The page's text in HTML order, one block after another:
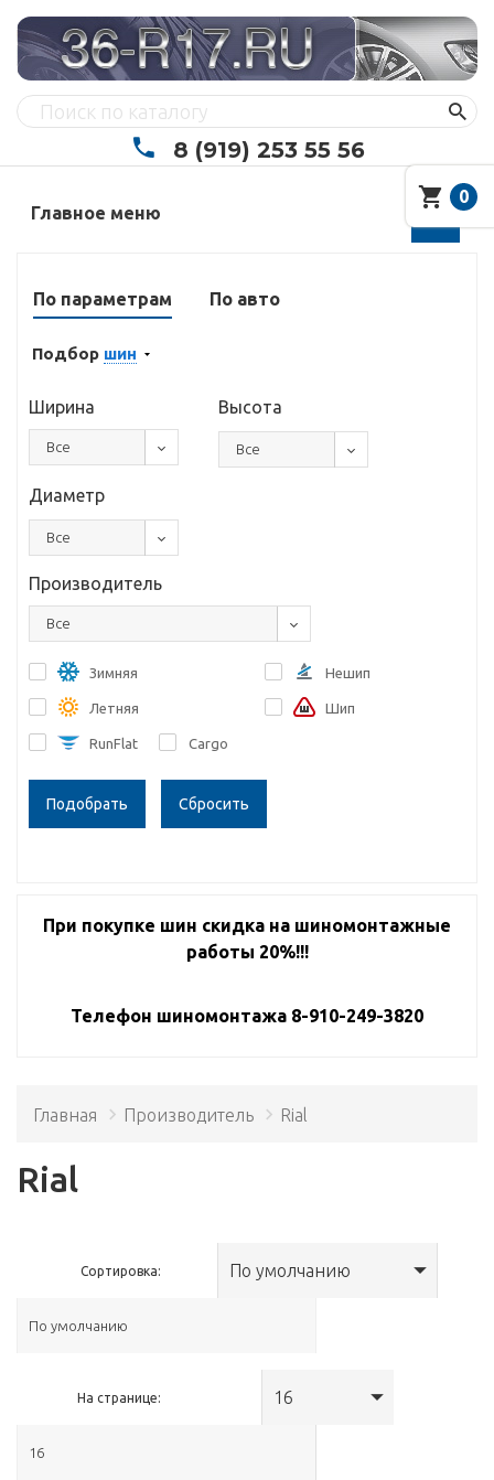
8 (919) 253 55 56
Главное меню
По параметрам По авто
Подбор шин
Ширина
Все
Высота
Все
Диаметр
Все
Производитель
Все
Зимняя
Летняя
RunFlat Cargo
Нешип
Шип
Сбросить
При покупке шин скидка на шиномонтажные
работы 20%!!!
Телефон шиномонтажа 8-910-249-3820
Главная Производитель Rial
Rial
Сортировка: По умолчанию
На странице: 16
0